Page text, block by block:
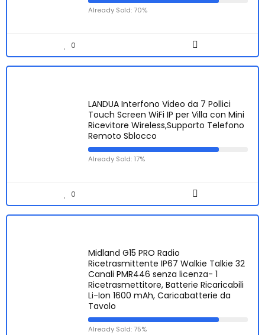
Already Sold: 70%
0
LANDUA Interfono Video da 7 Pollici
Touch Screen WiFi IP per Villa con Mini
Ricevitore Wireless,Supporto Telefono
Remoto Sblocco
Already Sold: 17%
0
Midland G15 PRO Radio
Ricetrasmittente IP67 Walkie Talkie 32
Canali PMR446 senza licenza- 1
Ricetrasmettitore, Batterie Ricaricabili
Li-Ion 1600 mAh, Caricabatterie da
Tavolo
Already Sold: 75%